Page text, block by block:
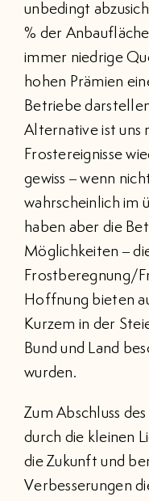
unbedingt
% der
immer niedrige
hohen Prämien
Betriebe
Alternative ist uns
Frostereignisse
gewiss – wenn
wahrscheinlich im
haben aber die
Möglichkeiten –
Frostberegnung/
Hoffnung bieten
Kurzem in der
Bund und Land
wurden.
Zum Abschluss
durch die kleinen
die Zukunft und
Verbesserungen